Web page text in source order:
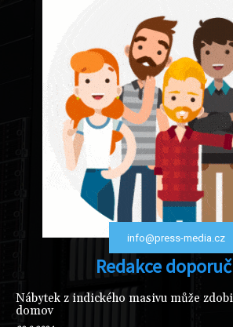
info@press-media.cz
Redakce
Nábytek z indického masivu může
domov